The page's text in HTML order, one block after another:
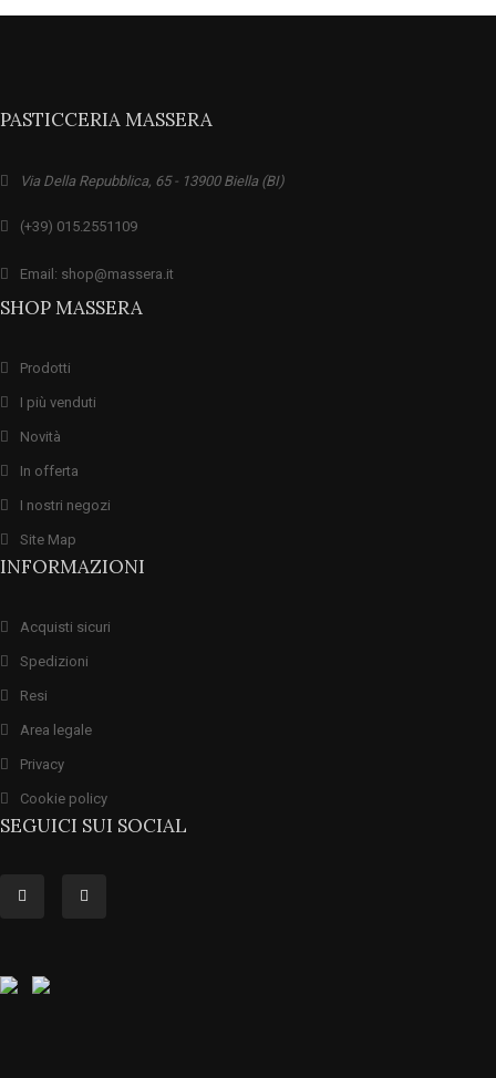
PASTICCERIA MASSERA
Via Della Repubblica, 65 - 13900 Biella (BI)
(+39) 015.2551109
Email: shop@massera.it
SHOP MASSERA
Prodotti
I più venduti
Novità
In offerta
I nostri negozi
Site Map
INFORMAZIONI
Acquisti sicuri
Spedizioni
Resi
Area legale
Privacy
Cookie policy
SEGUICI SUI SOCIAL